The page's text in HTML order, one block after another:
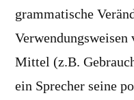
grammatische
Mittel (z.B.
ein Sprecher seine